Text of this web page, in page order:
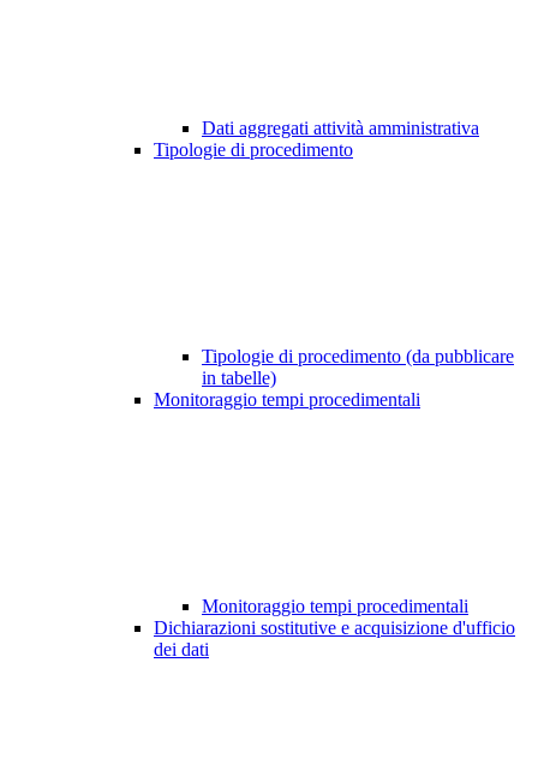
Dati aggregati attività amministrativa
Tipologie di procedimento
Tipologie di procedimento (da pubblicare
in tabelle)
Monitoraggio tempi procedimentali
Monitoraggio tempi procedimentali
Dichiarazioni sostitutive e acquisizione d'ufficio
dei dati